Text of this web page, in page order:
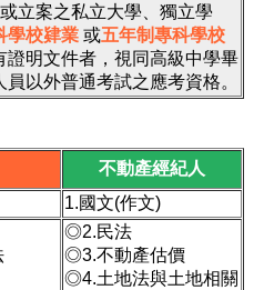
立案之私立大學、獨立學
學校肄業或五年制專科學校
證明文件者，視同高級中學畢
以外普通考試之應考資格。
不動產經紀人
1.國文(作文)
◎2.民法
◎3.不動產估價
◎4.土地法與土地相關